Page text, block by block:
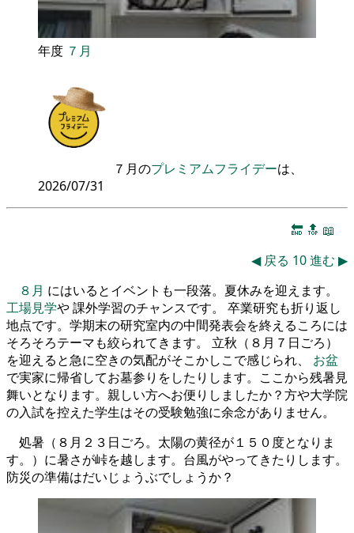
年度 ７月
７月のプレミアムフライデーは、
2026/07/31
🔚 🔝 📖
◀ 戻る 10進む ▶
８月 にはいるとイベントも一段落。夏休みを迎えます。
工場見学や 課外学習のチャンスです。 卒業研究も折り返し
地点です。学期末の研究室内の中間発表会を終えるころには
そろそろテーマも絞られてきます。 立秋（８月７日ごろ）
を迎えると急に空きの気配がそこかしこで感じられ、 お盆
で実家に帰省してお墓参りをしたりします。ここから残暑見
舞いとなります。親しい方へお便りしましたか？方や大学院
の入試を控えた学生はその受験勉強に余念がありません。
処暑（８月２３日ごろ。太陽の黄径が１５０度となりま
す。）に暑さが峠を越します。台風がやってきたりします。
防災の準備はだいじょうぶでしょうか？